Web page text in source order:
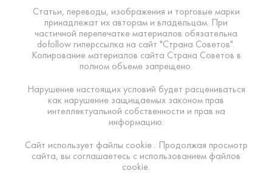
Статьи, переводы, изображения и торговые марки
принадлежат их авторам и владельцам. При
частичной перепечатке материалов обязательна
dofollow гиперссылка на сайт "Страна Советов".
Копирование материалов сайта Страна Советов в
полном объеме запрещено.
Нарушение настоящих условий будет расцениваться
как нарушение защищаемых законом прав
интеллектуальной собственности и прав на
информацию.
Сайт использует файлы cookie . Продолжая просмотр
сайта, вы соглашаетесь с использованием файлов
cookie.